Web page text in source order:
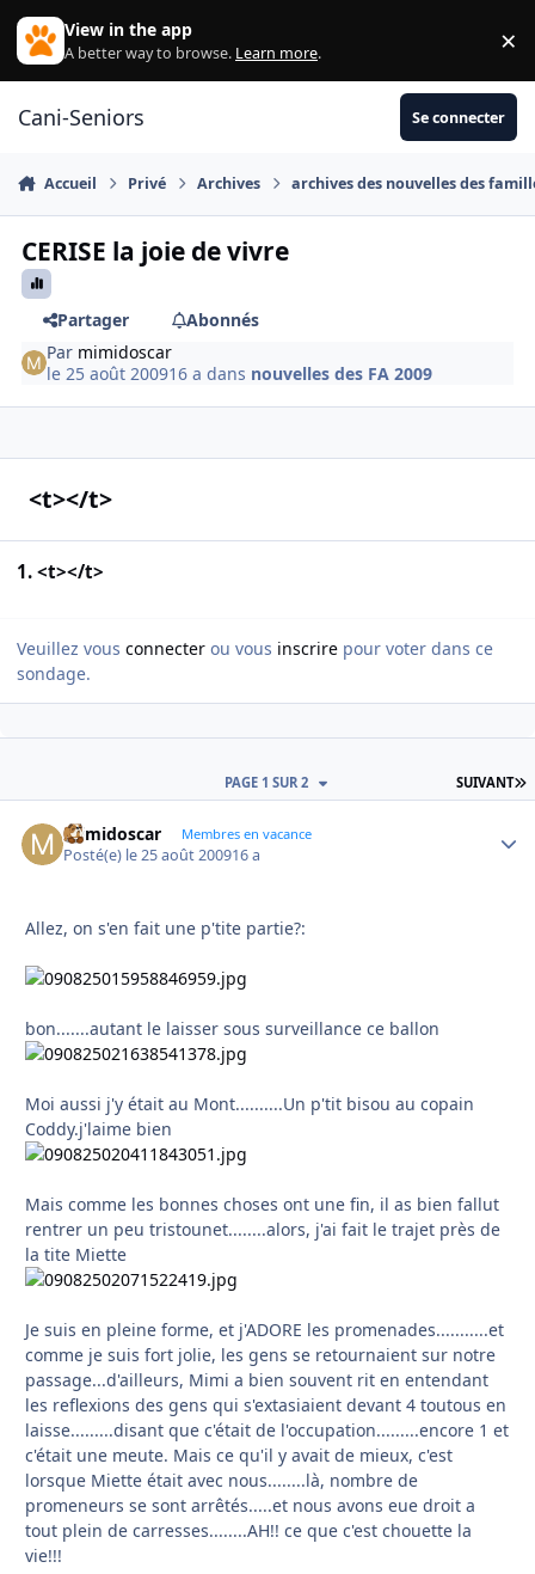
Aller au contenu
View in the app
A better way to browse. Learn more. ×
Cani-Seniors Se connecter
Accueil Privé Archives archives des nouvelles des
CERISE la joie de vivre
Partager
Abonnés
Par mimidoscar
le 25 août 200916 a dans nouvelles des FA 2009
<t></t>
1. <t></t>
Veuillez vous connecter ou vous inscrire pour voter dans ce
sondage.
SUIVANT
PAGE 1 SUR 2
mimidoscar Membres en vacance
Posté(e) le 25 août 200916 a
Allez, on s'en fait une p'tite partie?:
bon.......autant le laisser sous surveillance ce ballon
Moi aussi j'y était au Mont..........Un p'tit bisou au copain
Coddy.j'laime bien
Mais comme les bonnes choses ont une fin, il as bien fallut
rentrer un peu tristounet........alors, j'ai fait le trajet près de
la tite Miette
Je suis en pleine forme, et j'ADORE les promenades...........et
comme je suis fort jolie, les gens se retournaient sur notre
passage...d'ailleurs, Mimi a bien souvent rit en entendant
les reflexions des gens qui s'extasiaient devant 4 toutous en
laisse.........disant que c'était de l'occupation.........encore 1 et
c'était une meute. Mais ce qu'il y avait de mieux, c'est
lorsque Miette était avec nous........là, nombre de
promeneurs se sont arrêtés.....et nous avons eue droit a
tout plein de carresses........AH!! ce que c'est chouette la
vie!!!